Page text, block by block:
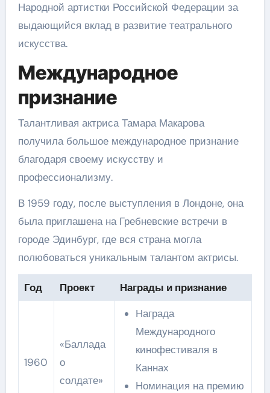
Народной артистки Российской Федерации за
выдающийся вклад в развитие театрального
искусства.
Международное
признание
Талантливая актриса Тамара Макарова
получила большое международное признание
благодаря своему искусству и
профессионализму.
В 1959 году, после выступления в Лондоне, она
была приглашена на Гребневские встречи в
городе Эдинбург, где вся страна могла
полюбоваться уникальным талантом актрисы.
Год Проект Награды и признание
1960
«Баллада
о
солдате»
Награда
Международного
кинофестиваля в
Каннах
Номинация на премию